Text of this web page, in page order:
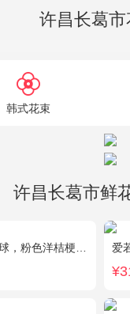
许昌长葛市
韩式花束
许昌长葛市鲜
色乒乓菊、尤加利搭配 爱